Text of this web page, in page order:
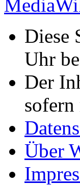
Diese
Uhr
Der
sofern
Über